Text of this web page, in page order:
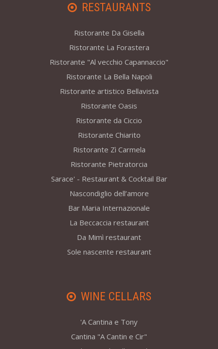
RESTAURANTS
Ristorante Da Gisella
Ristorante La Forastera
Ristorante "Al vecchio Capannaccio"
Ristorante La Bella Napoli
Ristorante artistico Bellavista
Ristorante Oasis
Ristorante da Ciccio
Ristorante Chiarito
Ristorante Zì Carmela
Ristorante Pietratorcia
Sarace' - Restaurant & Cocktail Bar
Nascondiglio dell’amore
Bar Maria Internazionale
La Beccaccia restaurant
Da Mimì restaurant
Sole nascente restaurant
WINE CELLARS
'A Cantina e Tony
Cantina "A Cantin e Cir"